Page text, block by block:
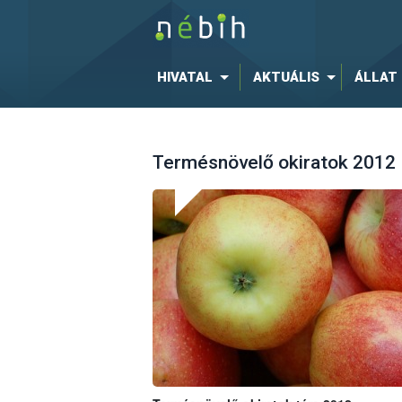
HIVATAL AKTUÁLIS ÁLLAT
Termésnövelő okiratok 2012